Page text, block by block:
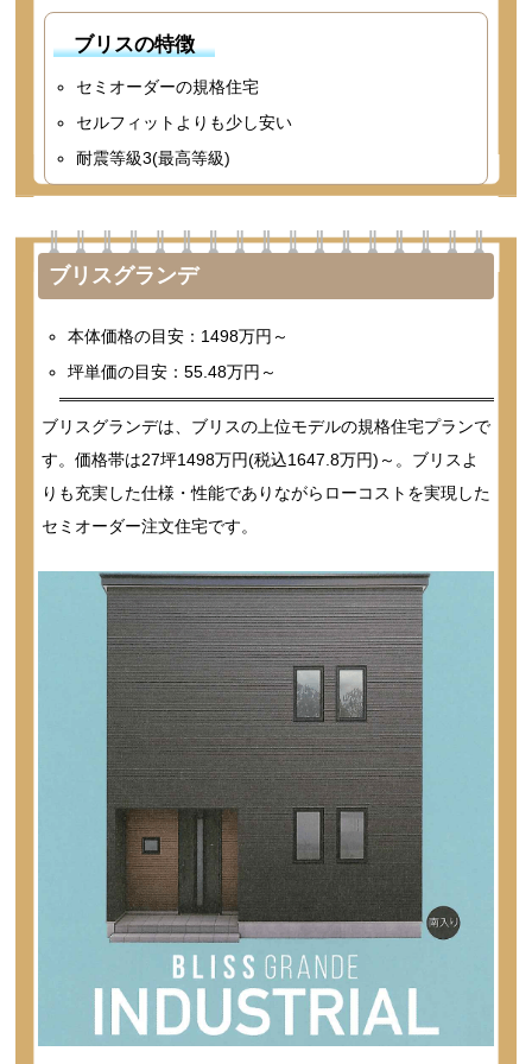
ブリスの特徴
セミオーダーの規格住宅
セルフィットよりも少し安い
耐震等級3(最高等級)
ブリスグランデ
本体価格の目安：1498万円～
坪単価の目安：55.48万円～
ブリスグランデは、ブリスの上位モデルの規格住宅プランで
す。価格帯は27坪1498万円(税込1647.8万円)～。ブリスよ
りも充実した仕様・性能でありながらローコストを実現した
セミオーダー注文住宅です。